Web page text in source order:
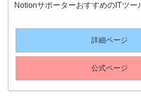
NotionサポーターおすすめのITツー
詳細ページ
公式ページ